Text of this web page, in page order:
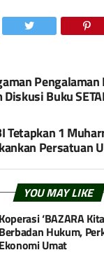
Buku
Tetapkan 1
Persatuan
YOU MAY LIKE
Koperasi ‘BAZARA
Berbadan Hukum,
Ekonomi Umat